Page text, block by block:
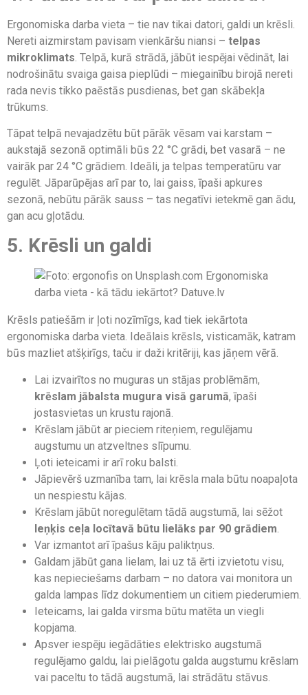
Ergonomiska darba vieta – tie nav tikai datori, galdi un krēsli.
Nereti aizmirstam pavisam vienkāršu niansi – telpas
mikroklimats . Telpā, kurā strādā, jābūt iespējai vēdināt, lai
nodrošinātu svaiga gaisa pieplūdi – miegainību birojā nereti
rada nevis tikko paēstās pusdienas, bet gan skābekļa
trūkums.
Tāpat telpā nevajadzētu būt pārāk vēsam vai karstam –
aukstajā sezonā optimāli būs 22 °С grādi, bet vasarā – ne
vairāk par 24 °С grādiem. Ideāli, ja telpas temperatūru var
regulēt. Jāparūpējas arī par to, lai gaiss, īpaši apkures
sezonā, nebūtu pārāk sauss – tas negatīvi ietekmē gan ādu,
gan acu gļotādu.
5. Krēsli un galdi
Krēsls patiešām ir ļoti nozīmīgs, kad tiek iekārtota
ergonomiska darba vieta. Ideālais krēsls, visticamāk, katram
būs mazliet atšķirīgs, taču ir daži kritēriji, kas jāņem vērā.
Lai izvairītos no muguras un stājas problēmām,
krēslam jābalsta mugura visā garumā, īpaši
jostasvietas un krustu rajonā.
Krēslam jābūt ar pieciem riteņiem, regulējamu
augstumu un atzveltnes slīpumu.
Ļoti ieteicami ir arī roku balsti.
Jāpievērš uzmanība tam, lai krēsla mala būtu noapaļota
un nespiestu kājas.
Krēslam jābūt noregulētam tādā augstumā, lai sēžot
leņķis ceļa locītavā būtu lielāks par 90 grādiem.
Var izmantot arī īpašus kāju paliktņus.
Galdam jābūt gana lielam, lai uz tā ērti izvietotu visu,
kas nepieciešams darbam – no datora vai monitora un
galda lampas līdz dokumentiem un citiem piederumiem.
Ieteicams, lai galda virsma būtu matēta un viegli
kopjama.
Apsver iespēju iegādāties elektrisko augstumā
regulējamo galdu, lai pielāgotu galda augstumu krēslam
vai paceltu to tādā augstumā, lai strādātu stāvus.